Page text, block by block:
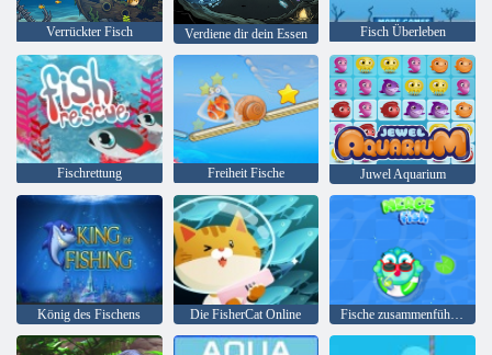
Verrückter Fisch Verdiene dir dein Essen Fisch Überleben
Fischrettung Freiheit Fische Juwel Aquarium
König des Fischens Die FisherCat Online Fische zusammenführen